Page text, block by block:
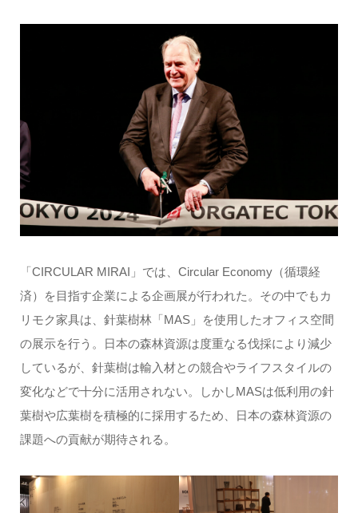
「CIRCULAR MIRAI」では、Circular Economy（循環経
済）を目指す企業による企画展が行われた。その中でもカ
リモク家具は、針葉樹林「MAS」を使用したオフィス空間
の展示を行う。日本の森林資源は度重なる伐採により減少
しているが、針葉樹は輸入材との競合やライフスタイルの
変化などで十分に活用されない。しかしMASは低利用の針
葉樹や広葉樹を積極的に採用するため、日本の森林資源の
課題への貢献が期待される。